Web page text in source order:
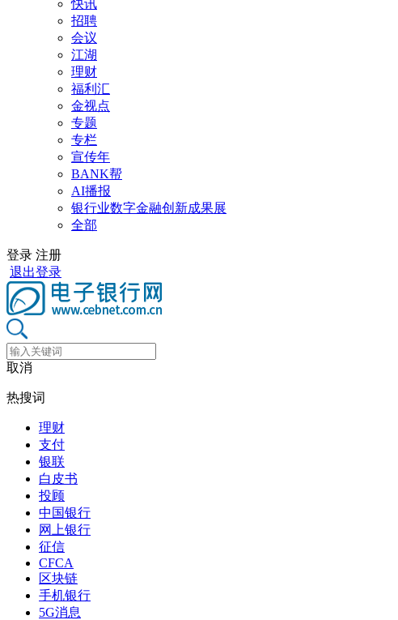
快讯
招聘
会议
江湖
理财
福利汇
金视点
专题
专栏
宣传年
BANK帮
AI播报
银行业数字金融创新成果展
全部
登录 注册
退出登录
取消
热搜词
理财
支付
银联
白皮书
投顾
中国银行
网上银行
征信
CFCA
区块链
手机银行
5G消息